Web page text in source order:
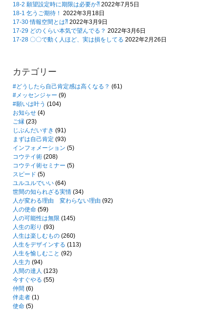
18-2 願望設定時に期限は必要か⁈ 2022年7月5日
18-1 乞うご期待！ 2022年3月18日
17-30 情報空間とは⁈ 2022年3月9日
17-29 どのくらい本気で望んでる？ 2022年3月6日
17-28 〇〇で動く人ほど、実は損をしてる 2022年2月26日
カテゴリー
#どうしたら自己肯定感は高くなる？ (61)
#メッセンジャー (9)
#願いは叶う (104)
お知らせ (4)
ご縁 (23)
じぶんだいすき (91)
まずは自己肯定 (93)
インフォメーション (5)
コウテイ術 (208)
コウテイ術セミナー (5)
スピード (5)
ユルユルでいい (64)
世間の知られざる実情 (34)
人が変わる理由 変わらない理由 (92)
人の使命 (59)
人の可能性は無限 (145)
人生の彩り (93)
人生は楽しむもの (260)
人生をデザインする (113)
人生を愉しむこと (92)
人生力 (94)
人間の達人 (123)
今すぐやる (55)
仲間 (6)
伴走者 (1)
使命 (5)